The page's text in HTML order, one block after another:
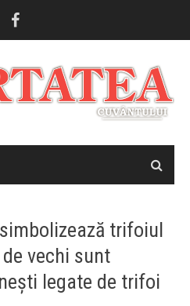
trifoiul
vechi sunt
legate de trifoi